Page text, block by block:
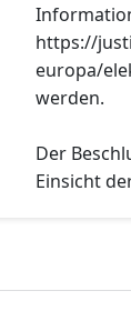
https://
europa/
werden.
Der
Einsicht